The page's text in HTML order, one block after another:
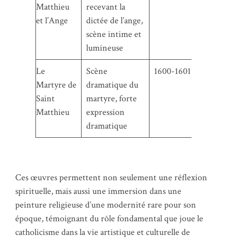
Matthieu
et l’Ange
recevant la
dictée de l’ange,
scène intime et
lumineuse
Le
Martyre de
Saint
Matthieu
Scène
dramatique du
martyre, forte
expression
dramatique
1600-1601
Ces œuvres permettent non seulement une réflexion
spirituelle, mais aussi une immersion dans une
peinture religieuse d’une modernité rare pour son
époque, témoignant du rôle fondamental que joue le
catholicisme dans la vie artistique et culturelle de